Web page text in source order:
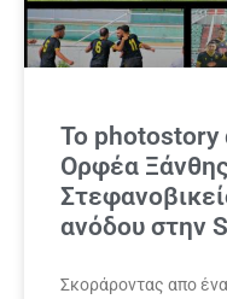
Το photostory
Ορφέα
ανόδου στην
Σκοράροντας απο